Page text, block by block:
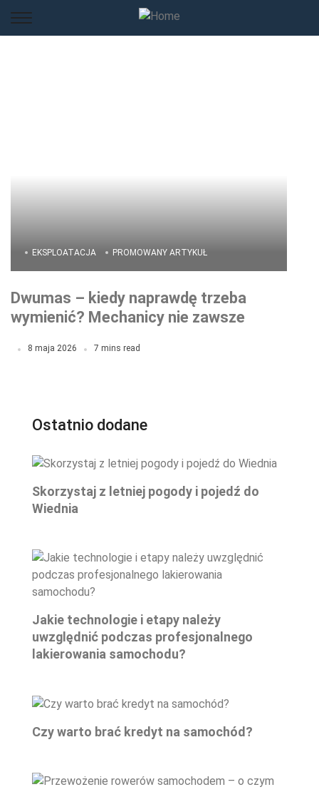
EKSPLOATACJA PROMOWANY ARTYKUŁ
Dwumas – kiedy naprawdę trzeba
wymienić? Mechanicy nie zawsze
8 maja 2026 7 mins read
Ostatnio dodane
Skorzystaj z letniej pogody i pojedź do
Wiednia
Jakie technologie i etapy należy
uwzględnić podczas profesjonalnego
lakierowania samochodu?
Czy warto brać kredyt na samochód?